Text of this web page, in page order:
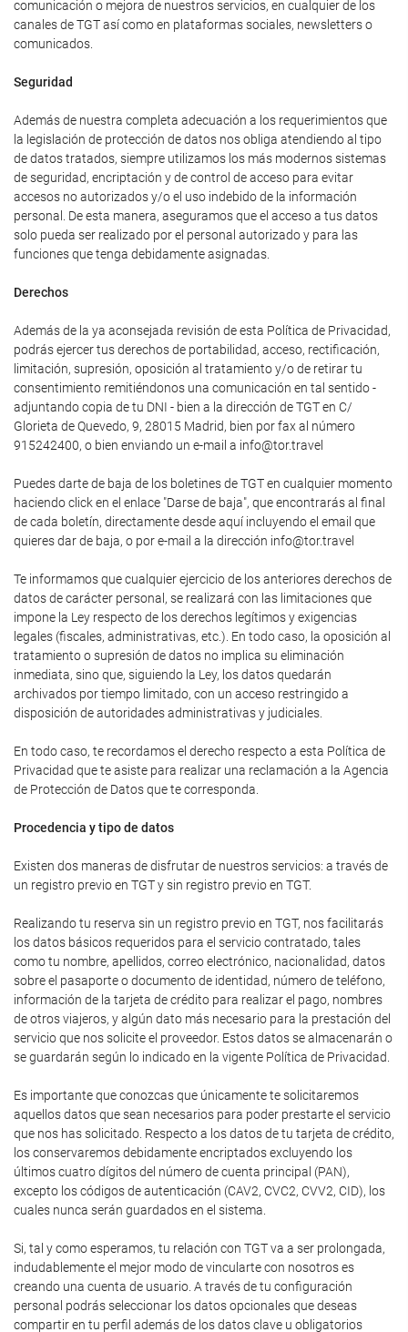
comunicación o mejora de nuestros servicios, en cualquier de los
canales de TGT así como en plataformas sociales, newsletters o
comunicados.
Seguridad
Además de nuestra completa adecuación a los requerimientos que
la legislación de protección de datos nos obliga atendiendo al tipo
de datos tratados, siempre utilizamos los más modernos sistemas
de seguridad, encriptación y de control de acceso para evitar
accesos no autorizados y/o el uso indebido de la información
personal. De esta manera, aseguramos que el acceso a tus datos
solo pueda ser realizado por el personal autorizado y para las
funciones que tenga debidamente asignadas.
Derechos
Además de la ya aconsejada revisión de esta Política de Privacidad,
podrás ejercer tus derechos de portabilidad, acceso, rectificación,
limitación, supresión, oposición al tratamiento y/o de retirar tu
consentimiento remitiéndonos una comunicación en tal sentido -
adjuntando copia de tu DNI - bien a la dirección de TGT en C/
Glorieta de Quevedo, 9, 28015 Madrid, bien por fax al número
915242400, o bien enviando un e-mail a info@tor.travel
Puedes darte de baja de los boletines de TGT en cualquier momento
haciendo click en el enlace "Darse de baja", que encontrarás al final
de cada boletín, directamente desde aquí incluyendo el email que
quieres dar de baja, o por e-mail a la dirección info@tor.travel
Te informamos que cualquier ejercicio de los anteriores derechos de
datos de carácter personal, se realizará con las limitaciones que
impone la Ley respecto de los derechos legítimos y exigencias
legales (fiscales, administrativas, etc.). En todo caso, la oposición al
tratamiento o supresión de datos no implica su eliminación
inmediata, sino que, siguiendo la Ley, los datos quedarán
archivados por tiempo limitado, con un acceso restringido a
disposición de autoridades administrativas y judiciales.
En todo caso, te recordamos el derecho respecto a esta Política de
Privacidad que te asiste para realizar una reclamación a la Agencia
de Protección de Datos que te corresponda.
Procedencia y tipo de datos
Existen dos maneras de disfrutar de nuestros servicios: a través de
un registro previo en TGT y sin registro previo en TGT.
Realizando tu reserva sin un registro previo en TGT, nos facilitarás
los datos básicos requeridos para el servicio contratado, tales
como tu nombre, apellidos, correo electrónico, nacionalidad, datos
sobre el pasaporte o documento de identidad, número de teléfono,
información de la tarjeta de crédito para realizar el pago, nombres
de otros viajeros, y algún dato más necesario para la prestación del
servicio que nos solicite el proveedor. Estos datos se almacenarán o
se guardarán según lo indicado en la vigente Política de Privacidad.
Es importante que conozcas que únicamente te solicitaremos
aquellos datos que sean necesarios para poder prestarte el servicio
que nos has solicitado. Respecto a los datos de tu tarjeta de crédito,
los conservaremos debidamente encriptados excluyendo los
últimos cuatro dígitos del número de cuenta principal (PAN),
excepto los códigos de autenticación (CAV2, CVC2, CVV2, CID), los
cuales nunca serán guardados en el sistema.
Si, tal y como esperamos, tu relación con TGT va a ser prolongada,
indudablemente el mejor modo de vincularte con nosotros es
creando una cuenta de usuario. A través de tu configuración
personal podrás seleccionar los datos opcionales que deseas
compartir en tu perfil además de los datos clave u obligatorios